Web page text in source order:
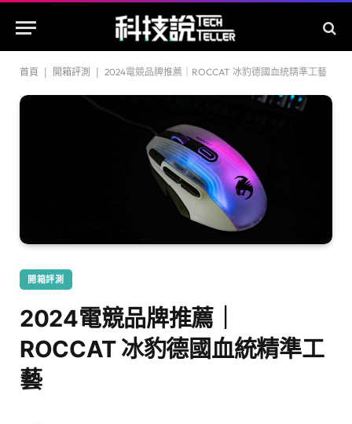
首頁 開箱評測 2024電競品牌推薦｜ROCCAT 冰豹德國血統精準工藝
開箱評測
2024電競品牌推薦｜
ROCCAT 冰豹德國血統精準工
藝